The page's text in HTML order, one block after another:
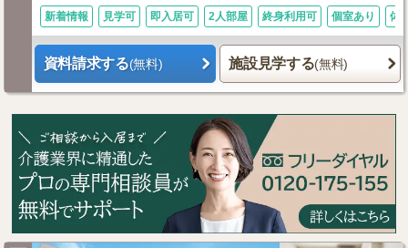
新着情報 見学可 即入居可 2人部屋 終身利用可 個室あり 体
資料請求する(無料) 施設見学する(無料)